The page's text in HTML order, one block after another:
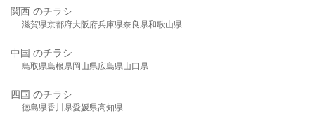
関西 のチラシ
滋賀県京都府大阪府兵庫県奈良県和歌山県
中国 のチラシ
鳥取県島根県岡山県広島県山口県
四国 のチラシ
徳島県香川県愛媛県高知県